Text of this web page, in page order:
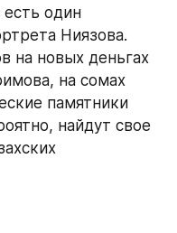
один
Ниязова.
на новых деньгах
на сомах
памятники
найдут свое